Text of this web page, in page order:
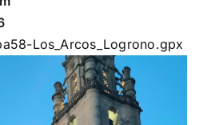
Los_Arcos_Logrono.gpx